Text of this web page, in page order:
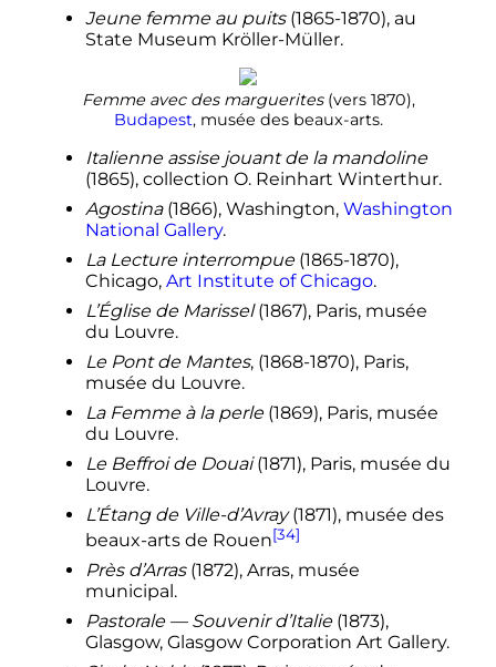
Jeune femme au puits(1865-1870), au
State Museum Kröller-Müller.
Femme avec des marguerites(vers 1870),
Budapest, musée des beaux-arts.
Italienne assise jouant de la mandoline
(1865), collection O. Reinhart Winterthur.
Agostina(1866), Washington, Washington
National Gallery.
La Lecture interrompue(1865-1870),
Chicago, Art Institute of Chicago.
L’Église de Marissel(1867), Paris, musée
du Louvre.
Le Pont de Mantes, (1868-1870), Paris,
musée du Louvre.
La Femme à la perle(1869), Paris, musée
du Louvre.
Le Beffroi de Douai(1871), Paris, musée du
Louvre.
L’Étang de Ville-d’Avray(1871), musée des
beaux-arts de Rouen[34]
Près d’Arras(1872), Arras, musée
municipal.
Pastorale — Souvenir d’Italie(1873),
Glasgow, Glasgow Corporation Art Gallery.